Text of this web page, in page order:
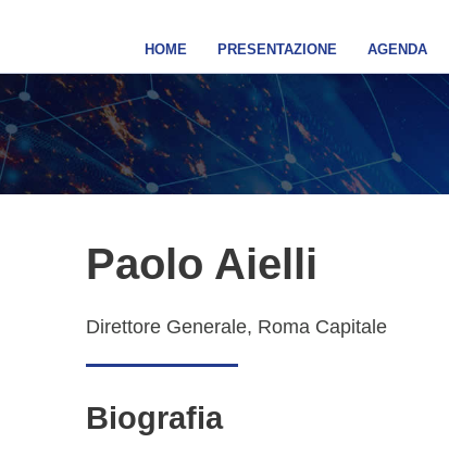
HOME PRESENTAZIONE AGENDA
Paolo Aielli
Direttore Generale, Roma Capitale
Biografia